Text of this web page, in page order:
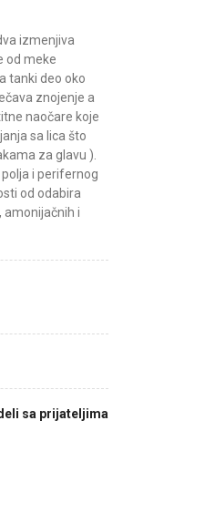
izmenjiva
od meke
tanki deo oko
znojenje a
naočare koje
sa lica što
za glavu ).
i perifernog
od odabira
amonijačnih i
sa prijateljima